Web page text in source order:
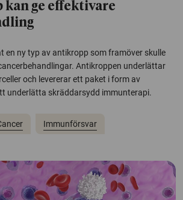
ge effektivare
en ny typ av antikropp som framöver skulle
Antikroppen underlättar
och levererar ett paket i form av
underlätta skräddarsydd immunterapi.
Immunförsvar